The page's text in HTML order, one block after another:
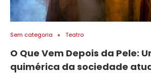
Sem categoria Teatro
O Que Vem Depois da Pele:
quimérica da sociedade